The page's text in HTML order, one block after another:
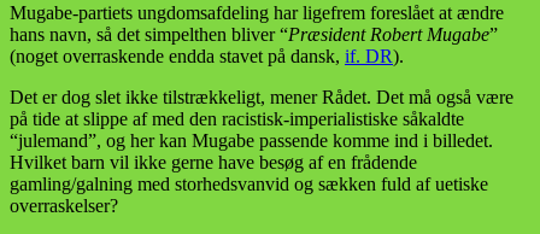
Mugabe-partiets ungdomsafdeling har ligefrem foreslået at ændre
hans navn, så det simpelthen bliver “Præsident Robert Mugabe”
(noget overraskende endda stavet på dansk, if. DR).
Det er dog slet ikke tilstrækkeligt, mener Rådet. Det må også være
på tide at slippe af med den racistisk-imperialistiske såkaldte
“julemand”, og her kan Mugabe passende komme ind i billedet.
Hvilket barn vil ikke gerne have besøg af en frådende
gamling/galning med storhedsvanvid og sækken fuld af uetiske
overraskelser?